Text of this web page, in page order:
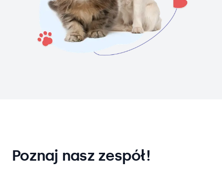
Poznaj nasz zespół!